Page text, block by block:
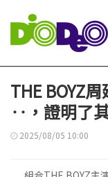
THE BOYZ
‥，證明了
2025/08/05 10:00